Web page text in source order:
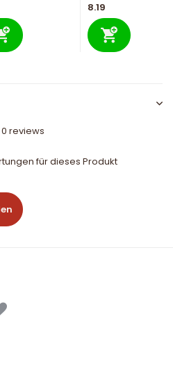
8.19
reviews
für dieses Produkt